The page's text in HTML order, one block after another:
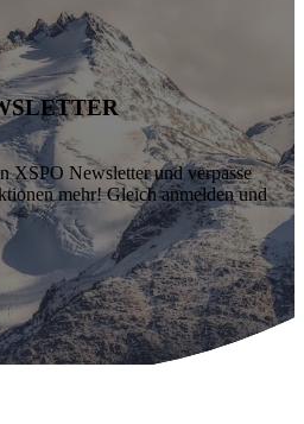
XSPO Newsletter und verpasse
mehr! Gleich anmelden und